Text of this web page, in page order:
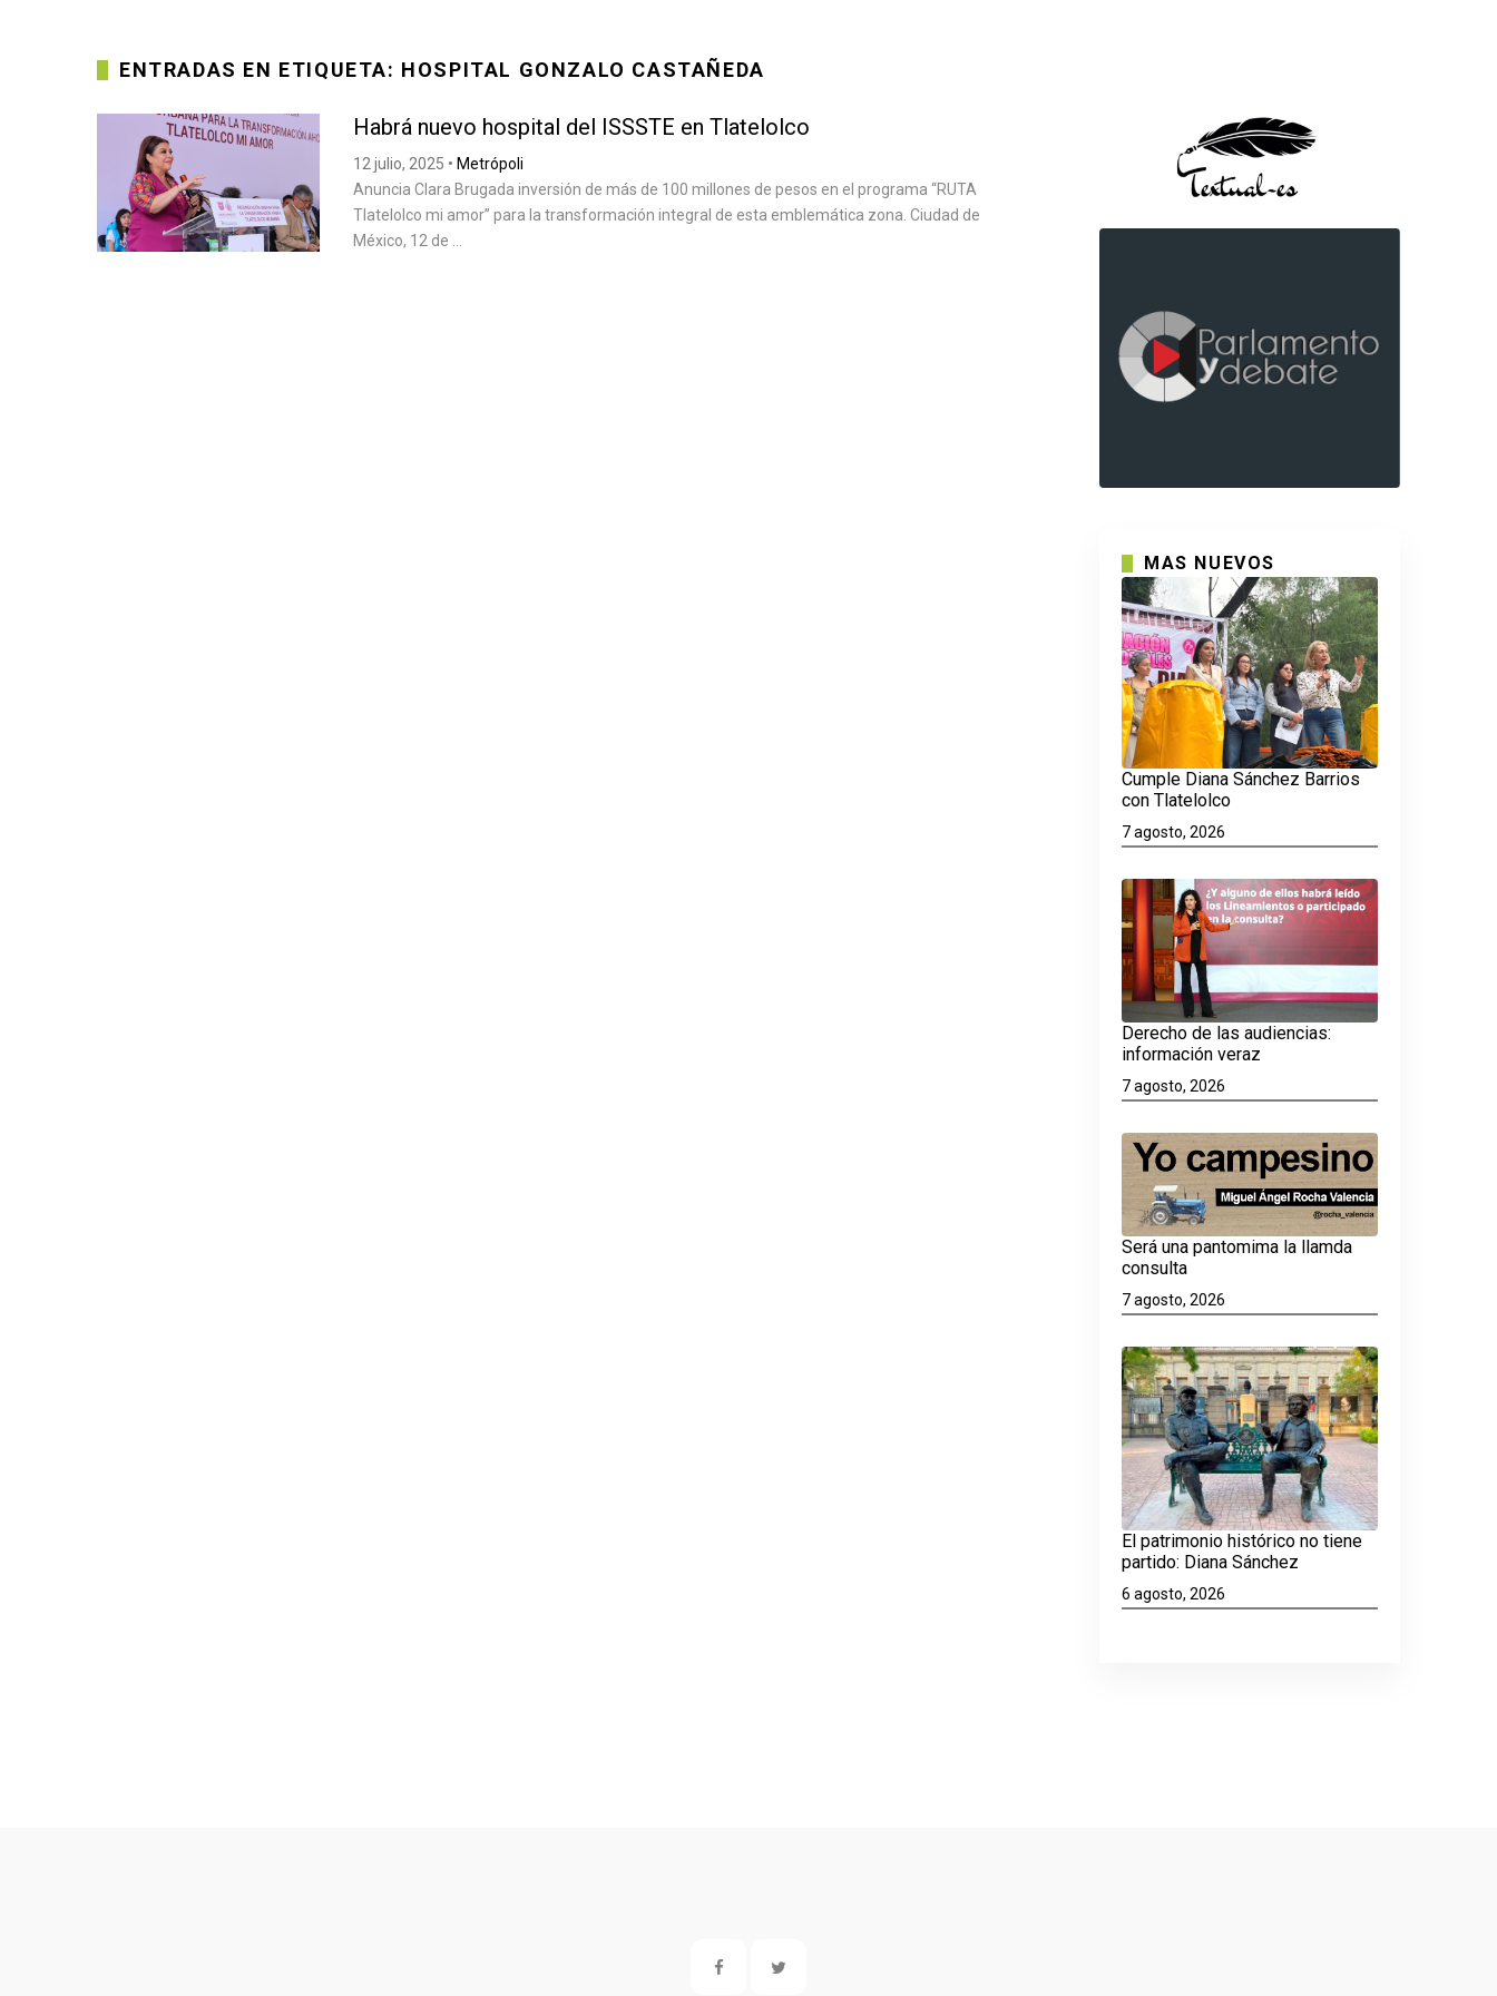
ENTRADAS EN ETIQUETA: HOSPITAL GONZALO CASTAÑEDA
Habrá nuevo hospital del ISSSTE en Tlatelolco
12 julio, 2025 • Metrópoli
Anuncia Clara Brugada inversión de más de 100 millones de pesos en el programa “RUTA
Tlatelolco mi amor” para la transformación integral de esta emblemática zona. Ciudad de
México, 12 de ...
MAS NUEVOS
Cumple Diana Sánchez Barrios
con Tlatelolco
7 agosto, 2026
Derecho de las audiencias:
información veraz
7 agosto, 2026
Será una pantomima la llamda
consulta
7 agosto, 2026
El patrimonio histórico no tiene
partido: Diana Sánchez
6 agosto, 2026